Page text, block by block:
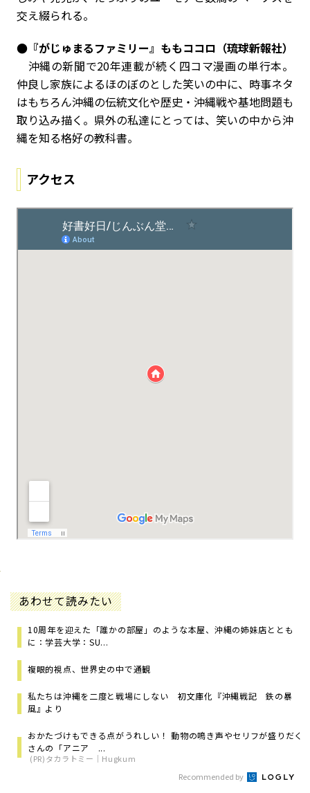
交え綴られる。
●『がじゅまるファミリー』ももココロ（琉球新報社）
沖縄の新聞で20年連載が続く四コマ漫画の単行本。
仲良し家族によるほのぼのとした笑いの中に、時事ネタ
はもちろん沖縄の伝統文化や歴史・沖縄戦や基地問題も
取り込み描く。県外の私達にとっては、笑いの中から沖
縄を知る格好の教科書。
アクセス
あわせて読みたい
10周年を迎えた「誰かの部屋」のような本屋、沖縄の姉妹店ととも
に：学芸大学：SU...
複眼的視点、世界史の中で通観
私たちは沖縄を二度と戦場にしない ――初文庫化『沖縄戦記 鉄の暴
風』より
おかたづけもできる点がうれしい！ 動物の鳴き声やセリフが盛りだく
さんの「アニア ...
(PR)タカラトミー｜Hugkum
Recommended by